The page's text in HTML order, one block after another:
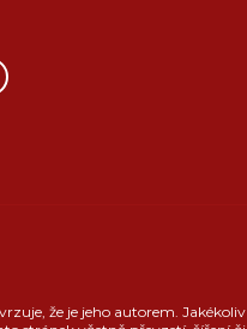
že je jeho autorem. Jakékoliv